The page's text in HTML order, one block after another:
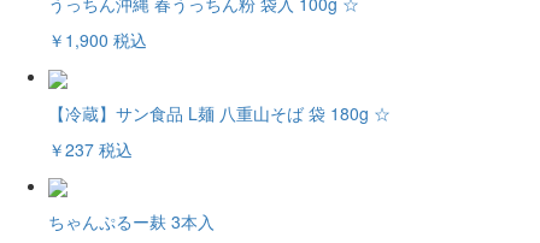
￥1,900 税込
【冷蔵】サン食品 L麺 八重山そば 袋 180g ☆
￥237 税込
ちゃんぷるー麸 3本入